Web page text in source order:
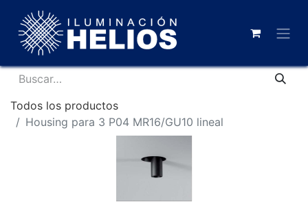
Todos los productos
Housing para 3 P04 MR16/GU10 lineal